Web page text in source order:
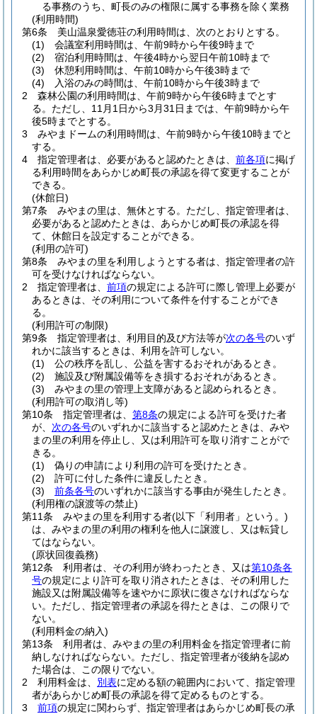
る事務のうち、町長のみの権限に属する事務を除く業務
(利用時間)
第6条
美山温泉愛徳荘の利用時間は、次のとおりとする。
(1)
会議室利用時間は、午前9時から午後9時まで
(2)
宿泊利用時間は、午後4時から翌日午前10時まで
(3)
休憩利用時間は、午前10時から午後3時まで
(4)
入浴のみの時間は、午前10時から午後3時まで
2
森林公園の利用時間は、午前9時から午後6時までとす
る。 ただし、11月1日から3月31日までは、午前9時から午
後5時までとする。
3
みやまドームの利用時間は、午前9時から午後10時までと
する。
4
指定管理者は、必要があると認めたときは、 前各項に掲げ
る利用時間をあらかじめ町長の承認を得て変更することが
できる。
(休館日)
第7条
みやまの里は、無休とする。 ただし、指定管理者は、
必要があると認めたときは、あらかじめ町長の承認を得
て、休館日を設定することができる。
(利用の許可)
第8条
みやまの里を利用しようとする者は、指定管理者の許
可を受けなければならない。
2
指定管理者は、 前項の規定による許可に際し管理上必要が
あるときは、その利用について条件を付することができ
る。
(利用許可の制限)
第9条
指定管理者は、利用目的及び方法等が次の各号のいず
れかに該当するときは、利用を許可しない。
(1)
公の秩序を乱し、公益を害するおそれがあるとき。
(2)
施設及び附属設備等をき損するおそれがあるとき。
(3)
みやまの里の管理上支障があると認められるとき。
(利用許可の取消し等)
第10条
指定管理者は、 第8条の規定による許可を受けた者
が、 次の各号のいずれかに該当すると認めたときは、みや
まの里の利用を停止し、又は利用許可を取り消すことがで
きる。
(1)
偽りの申請により利用の許可を受けたとき。
(2)
許可に付した条件に違反したとき。
(3)
前条各号のいずれかに該当する事由が発生したとき。
(利用権の譲渡等の禁止)
第11条
みやまの里を利用する者(以下「利用者」という。)
は、みやまの里の利用の権利を他人に譲渡し、又は転貸し
てはならない。
(原状回復義務)
第12条
利用者は、その利用が終わったとき、又は第10条各
号の規定により許可を取り消されたときは、その利用した
施設又は附属設備等を速やかに原状に復さなければならな
い。 ただし、指定管理者の承認を得たときは、この限りで
ない。
(利用料金の納入)
第13条
利用者は、みやまの里の利用料金を指定管理者に前
納しなければならない。 ただし、指定管理者が後納を認め
た場合は、この限りでない。
2
利用料金は、 別表に定める額の範囲内において、指定管理
者があらかじめ町長の承認を得て定めるものとする。
3
前項の規定に関わらず、指定管理者はあらかじめ町長の承